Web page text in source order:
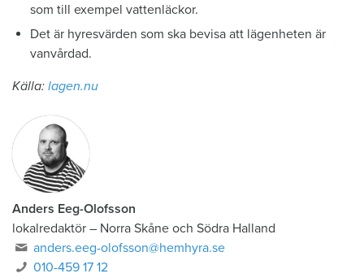
som till exempel vattenläckor.
Det är hyresvärden som ska bevisa att lägenheten är
vanvårdad.
Källa: lagen.nu
Anders Eeg-Olofsson
lokalredaktör – Norra Skåne och Södra Halland
anders.eeg-olofsson@hemhyra.se
010-459 17 12